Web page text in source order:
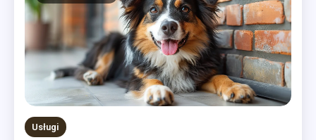
Usługi